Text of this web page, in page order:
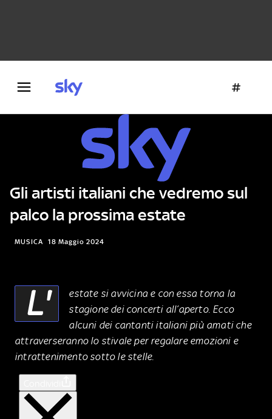
Gli artisti italiani che vedremo sul
palco la prossima estate
MUSICA 18 Maggio 2024
L'
estate si avvicina e con essa torna la
stagione dei concerti all’aperto. Ecco
alcuni dei cantanti italiani più amati che
attraverseranno lo stivale per regalare emozioni e
intrattenimento sotto le stelle.